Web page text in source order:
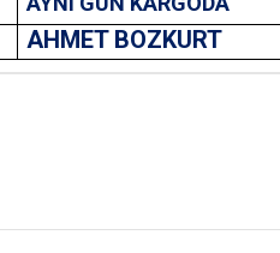
AHMET BOZKURT